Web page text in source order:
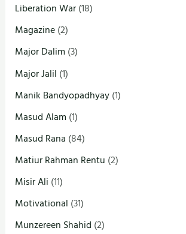
Liberation War(18)
Magazine(2)
Major Dalim (3)
Major Jalil (1)
Manik Bandyopadhyay(1)
Masud Alam (1)
Masud Rana (84)
Matiur Rahman Rentu (2)
Misir Ali (11)
Motivational (31)
Munzereen Shahid (2)